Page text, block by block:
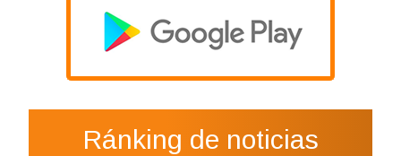
Ránking de noticias